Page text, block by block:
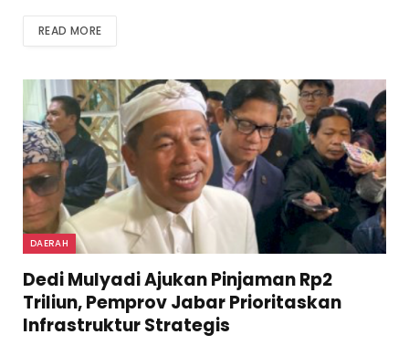
READ MORE
DAERAH
Dedi Mulyadi Ajukan Pinjaman Rp2
Triliun, Pemprov Jabar Prioritaskan
Infrastruktur Strategis